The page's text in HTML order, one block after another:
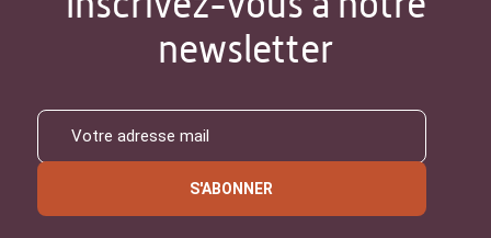
newsletter
S'ABONNER